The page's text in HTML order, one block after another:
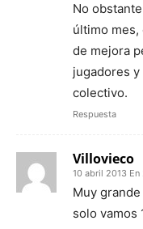
No
último
de mejora
jugadores
colectivo.
Respuesta
Villovieco
10 abril 2013 En
Muy
solo vamos